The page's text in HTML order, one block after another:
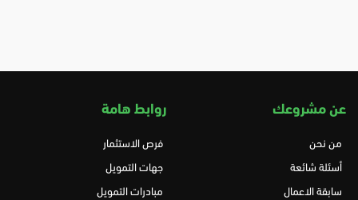
عن مشروعك
من نحن
أسئلة شائعة
سابقة الاعمال
روابط هامة
فرص الاستثمار
جهات التمويل
مبادرات التمويل